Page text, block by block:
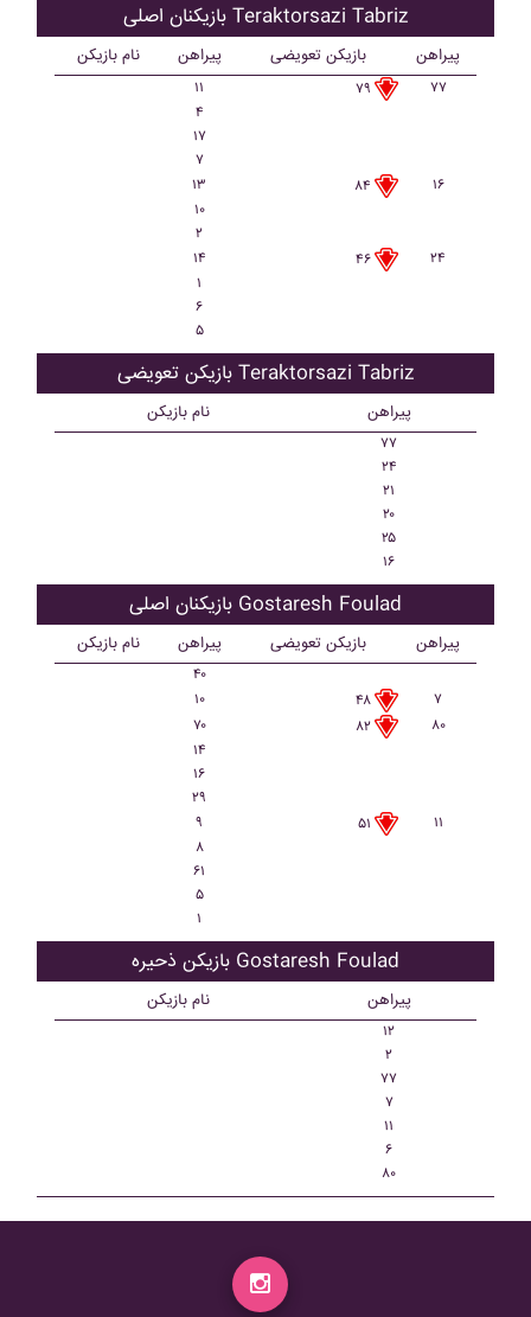
بازیکنان اصلی Teraktorsazi Tabriz
نام بازیکن پیراهن بازیکن تعویضی پیراهن
۱۱ ۷۹
۷۷
۴
۱۷
۷
۱۳
۸۴
۱۶
۱۰
۲
۱۴
۴۶
۲۴
۱
۶
۵
بازیکن تعویضی Teraktorsazi Tabriz
نام بازیکن پیراهن
۷۷
۲۴
۲۱
۲۰
۲۵
۱۶
بازیکنان اصلی Gostaresh Foulad
نام بازیکن پیراهن بازیکن تعویضی پیراهن
۴۰
۱۰
۴۸
۷
۷۰
۸۲
۸۰
۱۴
۱۶
۲۹
۹
۵۱
۱۱
۸
۶۱
۵
۱
بازیکن ذحیره Gostaresh Foulad
نام بازیکن پیراهن
۱۲
۲
۷۷
۷
۱۱
۶
۸۰